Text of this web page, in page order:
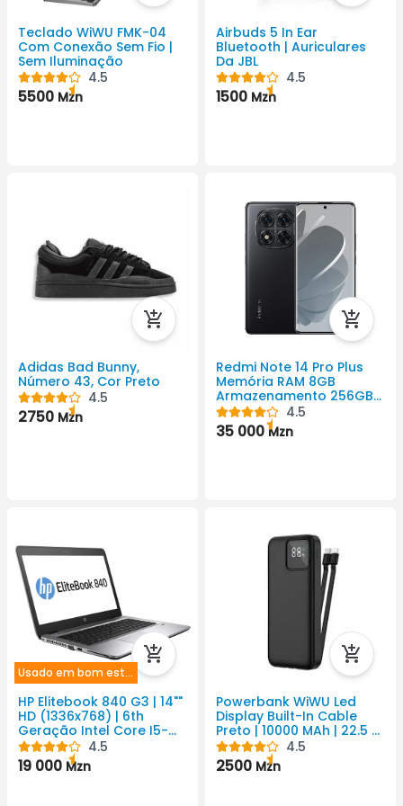
Teclado WiWU FMK-04
Com Conexão Sem Fio |
Sem Iluminação
4.5
5500 Mzn
Airbuds 5 In Ear
Bluetooth | Auriculares
Da JBL
4.5
1500 Mzn
Adidas Bad Bunny,
Número 43, Cor Preto
4.5
2750 Mzn
Redmi Note 14 Pro Plus
Memória RAM 8GB
Armazenamento 256GB
5110mAh Android Cor
Preto 8165x6124 Pixel
4.5
35 000Mzn
Usado em bom estado
HP Elitebook 840 G3 | 14""
HD (1336x768) | 6th
Geração Intel Core I5-
6300U CPU@ 2.5GH Até
2.80GHz | 4GB | 500GH
SSHD | Placa Gráfica Intel
4.5
19 000 Mzn
Powerbank WiWU Led
Display Built-In Cable
Preto | 10000 MAh | 22.5 W
| 3 USB
4.5
2500 Mzn